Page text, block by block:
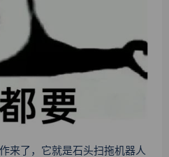
来了，它就是石头扫拖机器人